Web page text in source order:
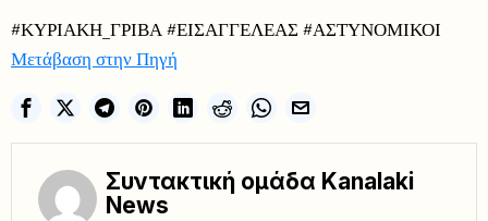
#ΚΥΡΙΑΚΗ_ΓΡΙΒΑ #ΕΙΣΑΓΓΕΛΕΑΣ #ΑΣΤΥΝΟΜΙΚΟΙ
Μετάβαση στην Πηγή
Συντακτική ομάδα Kanalaki
News